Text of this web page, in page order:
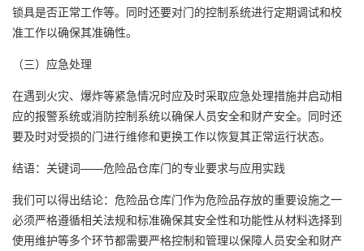
锁具是否正常工作等。同时还要对门的控制系统进行定期调试和校
准工作以确保其准确性。
（三）应急处理
在遇到火灾、爆炸等紧急情况时应及时采取应急处理措施并启动相
应的报警系统或消防控制系统以确保人员安全和财产安全。同时还
要及时对受损的门进行维修和更换工作以恢复其正常运行状态。
结语：关键词——危险品仓库门的专业要求与应用实践
我们可以得出结论：危险品仓库门作为危险品存放的重要设施之一
必须严格遵循相关法规和标准确保其安全性和功能性从材料选择到
使用维护等多个环节都需要严格控制和管理以保障人员安全和财产